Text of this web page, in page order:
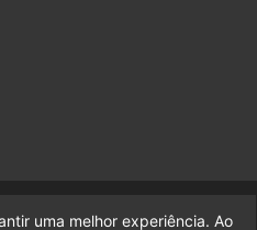
uma empresa da Legado
uma melhor experiência. Ao